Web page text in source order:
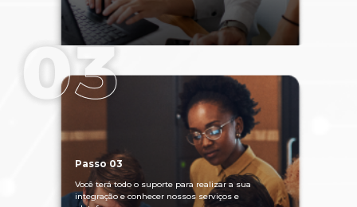
Passo 03
Você terá todo o suporte para realizar a sua
integração e conhecer nossos serviços e